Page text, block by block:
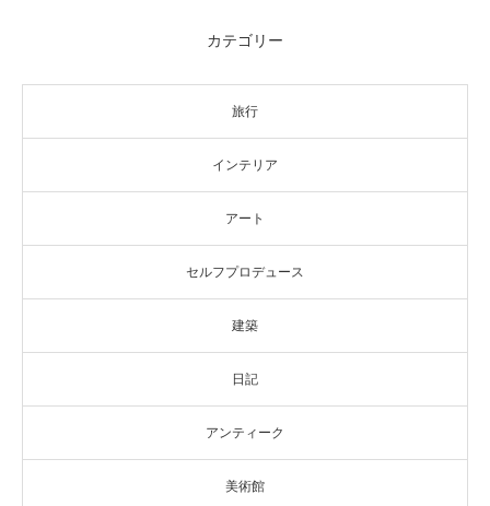
カテゴリー
旅行
インテリア
アート
セルフプロデュース
建築
日記
アンティーク
美術館